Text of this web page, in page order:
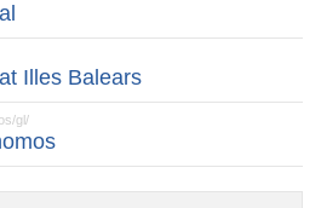
Illes Balears
gl/